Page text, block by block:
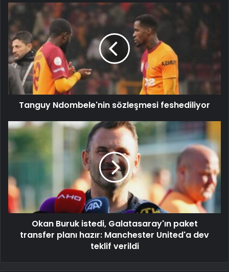
Tanguy Ndombele'nin sözleşmesi feshediliyor
Okan Buruk istedi, Galatasaray'ın paket
transfer planı hazır: Manchester United'a dev
teklif verildi